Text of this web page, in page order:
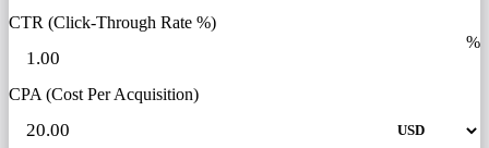
CTR (Click-Through Rate %)
%
CPA (Cost Per Acquisition)